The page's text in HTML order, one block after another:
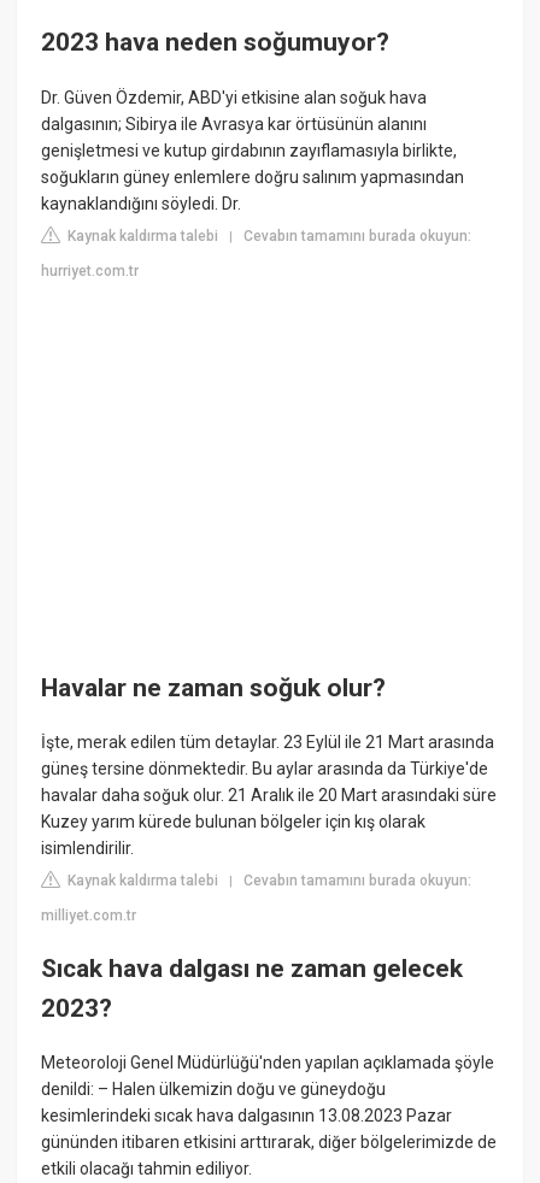
2023 hava neden soğumuyor?
Dr. Güven Özdemir, ABD'yi etkisine alan soğuk hava
dalgasının; Sibirya ile Avrasya kar örtüsünün alanını
genişletmesi ve kutup girdabının zayıflamasıyla birlikte,
soğukların güney enlemlere doğru salınım yapmasından
kaynaklandığını söyledi. Dr.
Kaynak kaldırma talebi |Cevabın tamamını burada okuyun:
hurriyet.com.tr
Havalar ne zaman soğuk olur?
İşte, merak edilen tüm detaylar. 23 Eylül ile 21 Mart arasında
güneş tersine dönmektedir. Bu aylar arasında da Türkiye'de
havalar daha soğuk olur. 21 Aralık ile 20 Mart arasındaki süre
Kuzey yarım kürede bulunan bölgeler için kış olarak
isimlendirilir.
Kaynak kaldırma talebi |Cevabın tamamını burada okuyun:
milliyet.com.tr
Sıcak hava dalgası ne zaman gelecek
2023?
Meteoroloji Genel Müdürlüğü'nden yapılan açıklamada şöyle
denildi: – Halen ülkemizin doğu ve güneydoğu
kesimlerindeki sıcak hava dalgasının 13.08.2023 Pazar
gününden itibaren etkisini arttırarak, diğer bölgelerimizde de
etkili olacağı tahmin ediliyor.